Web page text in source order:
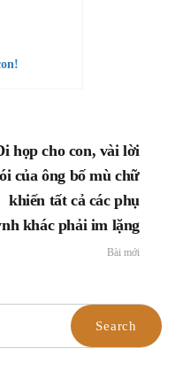
họp cho con, vài lời
của ông bố mù chữ
khiến tất cả các phụ
khác phải im lặng
Bài mới